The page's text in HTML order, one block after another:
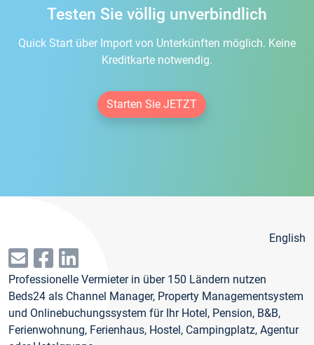
Testen Sie völlig unverbindlich
Quick Start über Import von Unterkünften möglich. Keine
Kreditkarte notwendig.
Starten Sie JETZT
English
Professionelle Vermieter in über 150 Ländern nutzen
Beds24 als Channel Manager, Property Managementsystem
und Onlinebuchungssystem für Ihr Hotel, Pension, B&B,
Ferienwohnung, Ferienhaus, Hostel, Campingplatz, Agentur